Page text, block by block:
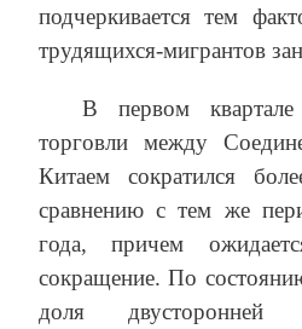
подчеркивается тем
трудящихся-мигрантов
В первом
торговли между
Китаем сократился
сравнению с тем же
года, причем
сокращение. По
доля двусторонней